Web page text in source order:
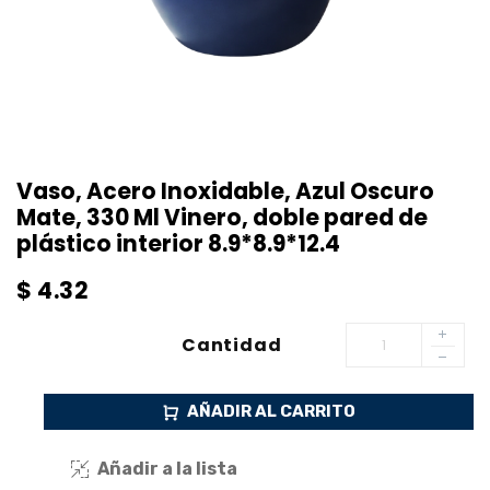
Vaso, Acero Inoxidable, Azul Oscuro
Mate, 330 Ml Vinero, doble pared de
plástico interior 8.9*8.9*12.4
$ 4.32
Cantidad
AÑADIR AL CARRITO
Añadir a la lista